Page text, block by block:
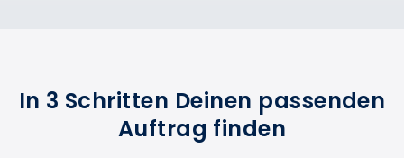
In 3 Schritten Deinen passenden
Auftrag finden